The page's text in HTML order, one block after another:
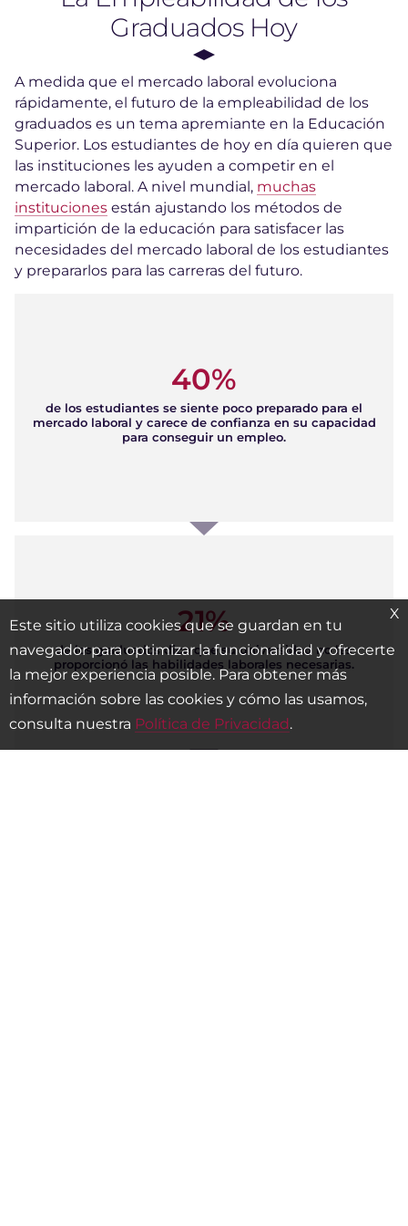
Graduados Hoy
A medida que el mercado laboral evoluciona
rápidamente, el futuro de la empleabilidad de los
graduados es un tema apremiante en la Educación
Superior. Los estudiantes de hoy en día quieren que
las instituciones les ayuden a competir en el
mercado laboral. A nivel mundial, muchas
institucionesestán ajustando los métodos de
impartición de la educación para satisfacer las
necesidades del mercado laboral de los estudiantes
y prepararlos para las carreras del futuro.
40%
de los estudiantes se siente poco preparado para el
mercado laboral y carece de confianza en su capacidad
para conseguir un empleo.
21%
de los graduados dice que su universidad no les
proporcionó las habilidades laborales necesarias.
X
Este sitio utiliza cookies que se guardan en tu
navegador para optimizar la funcionalidad y ofrecerte
la mejor experiencia posible. Para obtener más
información sobre las cookies y cómo las usamos,
consulta nuestra Política de Privacidad.